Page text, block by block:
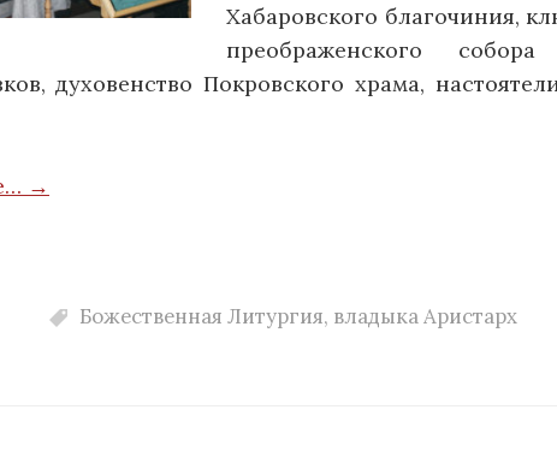
Хабаровского благочиния,
преображенского собора
духовенство Покровского храма,
→
Божественная Литургия, владыка Аристарх